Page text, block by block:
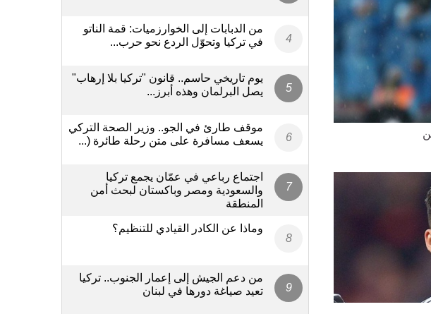
من الدبابات إلى الخوارزميات: قمة الناتو
في تركيا وتحوّل الردع نحو حرب...
يوم تاريخي حاسم.. قانون "تركيا بلا إرهاب"
يصل البرلمان وهذه أبرز...
موقف طارئ في الجو.. وزير الصحة التركي
يسعف مسافرة على متن رحلة طائرة (...
اجتماع رباعي في عمّان يجمع تركيا
والسعودية ومصر وباكستان لبحث أمن
المنطقة
وماذا عن الكادر القيادي للتنظيم؟
من دعم الجيش إلى إعمار الجنوب.. تركيا
تعيد صياغة دورها في لبنان